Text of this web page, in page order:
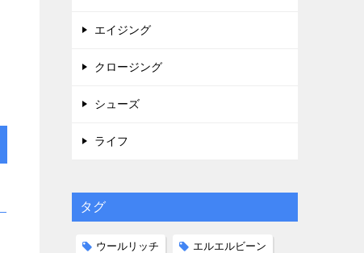
エイジング
クロージング
シューズ
ライフ
タグ
ウールリッチ エルエルビーン